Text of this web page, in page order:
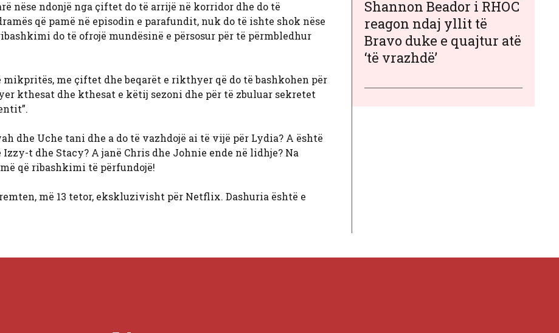
nëse ndonjë nga çiftet do të arrijë në korridor dhe do të
që pamë në episodin e parafundit, nuk do të ishte shok nëse
do të ofrojë mundësinë e përsosur për të përmbledhur
me çiftet dhe beqarët e rikthyer që do të bashkohen për
kthesat dhe kthesat e këtij sezoni dhe për të zbuluar sekretet
dhe Uche tani dhe a do të vazhdojë ai të vijë për Lydia? A është
t dhe Stacy? A janë Chris dhe Johnie ende në lidhje? Na
që ribashkimi të përfundojë!
më 13 tetor, ekskluzivisht për Netflix. Dashuria është e
Shannon Beador i RHOC
reagon ndaj yllit të
Bravo duke e quajtur atë
‘të vrazhdë’